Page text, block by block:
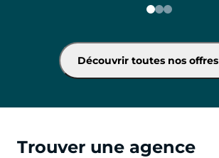
Découvrir toutes nos offres
Trouver une agence